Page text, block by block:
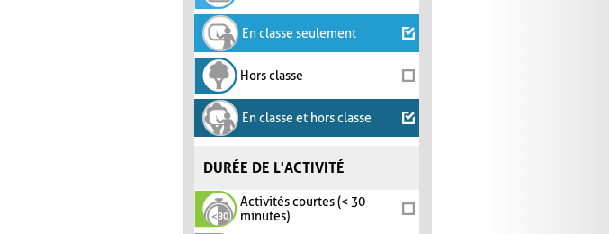
En classe seulement
Hors classe
En classe et hors classe
DURÉE DE L'ACTIVITÉ
Activités courtes (< 30
minutes)